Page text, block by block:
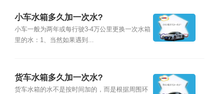
小车水箱多久加一次水?
小车一般为两年或每行驶3-4万公里更换一次水箱
里的水：1、当然如果遇到...
货车水箱多久加一次水?
货车水箱的水不是按时间加的，而是根据周围环